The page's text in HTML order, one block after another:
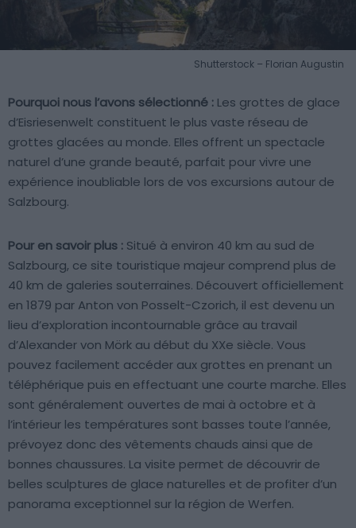
Shutterstock – Florian Augustin
Pourquoi nous l’avons sélectionné : Les grottes de glace
d’Eisriesenwelt constituent le plus vaste réseau de
grottes glacées au monde. Elles offrent un spectacle
naturel d’une grande beauté, parfait pour vivre une
expérience inoubliable lors de vos excursions autour de
Salzbourg.
Pour en savoir plus : Situé à environ 40 km au sud de
Salzbourg, ce site touristique majeur comprend plus de
40 km de galeries souterraines. Découvert officiellement
en 1879 par Anton von Posselt-Czorich, il est devenu un
lieu d’exploration incontournable grâce au travail
d’Alexander von Mörk au début du XXe siècle. Vous
pouvez facilement accéder aux grottes en prenant un
téléphérique puis en effectuant une courte marche. Elles
sont généralement ouvertes de mai à octobre et à
l’intérieur les températures sont basses toute l’année,
prévoyez donc des vêtements chauds ainsi que de
bonnes chaussures. La visite permet de découvrir de
belles sculptures de glace naturelles et de profiter d’un
panorama exceptionnel sur la région de Werfen.